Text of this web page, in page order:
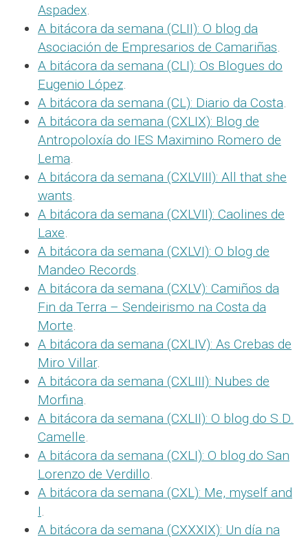
Aspadex.
A bitácora da semana (CLII): O blog da
Asociación de Empresarios de Camariñas.
A bitácora da semana (CLI): Os Blogues do
Eugenio López.
A bitácora da semana (CL): Diario da Costa.
A bitácora da semana (CXLIX): Blog de
Antropoloxía do IES Maximino Romero de
Lema.
A bitácora da semana (CXLVIII): All that she
wants.
A bitácora da semana (CXLVII): Caolines de
Laxe.
A bitácora da semana (CXLVI): O blog de
Mandeo Records.
A bitácora da semana (CXLV): Camiños da
Fin da Terra – Sendeirismo na Costa da
Morte.
A bitácora da semana (CXLIV): As Crebas de
Miro Villar.
A bitácora da semana (CXLIII): Nubes de
Morfina.
A bitácora da semana (CXLII): O blog do S.D.
Camelle.
A bitácora da semana (CXLI): O blog do San
Lorenzo de Verdillo.
A bitácora da semana (CXL): Me, myself and
I.
A bitácora da semana (CXXXIX): Un día na